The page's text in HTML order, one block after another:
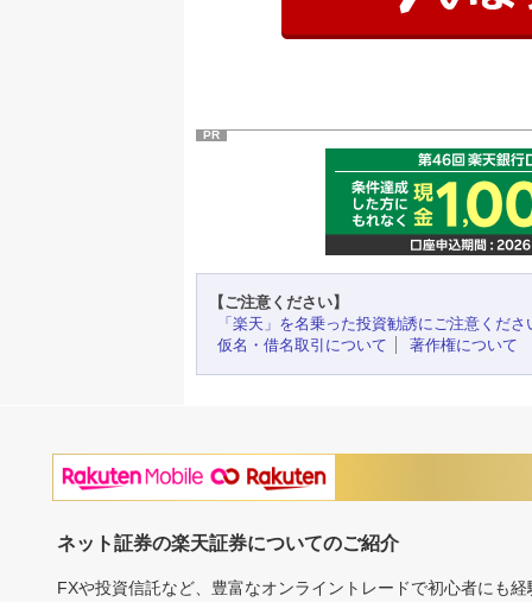
PR
【ご注意ください】
「楽天」を名乗った投資勧誘にご注意くださ
仮名・借名取引について
著作権について
ネット証券の楽天証券についてのご紹介
FXや投資信託など、豊富なオンライントレードで初心者にも